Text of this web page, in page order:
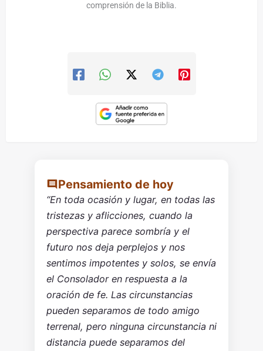
comprensión de la Biblia.
Pensamiento de hoy
“En toda ocasión y lugar, en todas las
tristezas y aflicciones, cuando la
perspectiva parece sombría y el
futuro nos deja perplejos y nos
sentimos impotentes y solos, se envía
el Consolador en respuesta a la
oración de fe. Las circunstancias
pueden separamos de todo amigo
terrenal, pero ninguna circunstancia ni
distancia puede separamos del